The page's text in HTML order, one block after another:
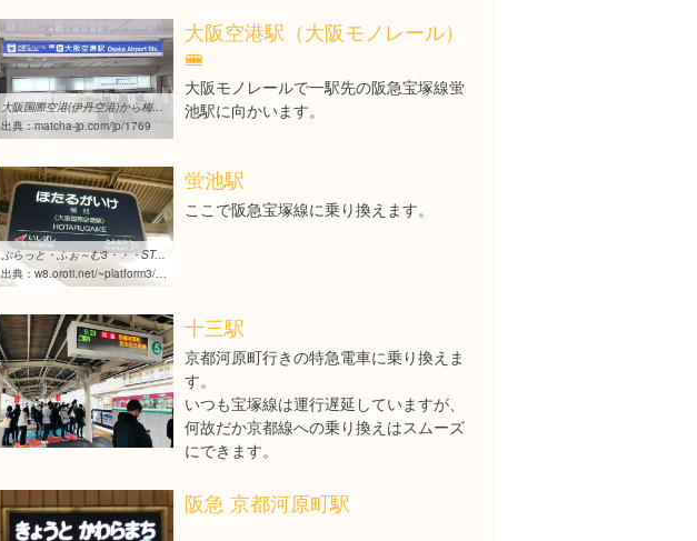
大阪国際空港(伊丹空港)から梅田駅へのアクセス方法 | MATCHA - 訪日 ...
出典：matcha-jp.com/jp/1769
大阪空港駅（大阪モノレール）
🚝
大阪モノレールで一駅先の阪急宝塚線蛍
池駅に向かいます。
ぷらっと・ふぉ～む3・・・STATION・・・阪急 蛍池駅
出典：w8.oroti.net/~platform3/station/hk-hotarugaike.html
蛍池駅
ここで阪急宝塚線に乗り換えます。
十三駅
京都河原町行きの特急電車に乗り換えま
す。
いつも宝塚線は運行遅延していますが、
何故だか京都線への乗り換えはスムーズ
にできます。
阪急 京都河原町駅